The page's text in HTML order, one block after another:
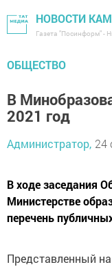
НОВОСТИ
Газета "Посинформ" -
ОБЩЕСТВО
В
2021 год
Администратор, 24
В ходе заседания
Министерстве
перечень
Представленный